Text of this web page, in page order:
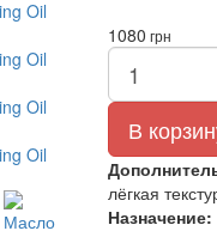
1080 грн
В
лёгкая
Назначение: